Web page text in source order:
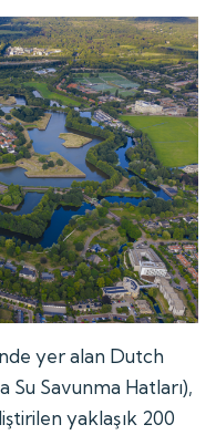
yer alan Dutch
Savunma Hatları),
yaklaşık 200